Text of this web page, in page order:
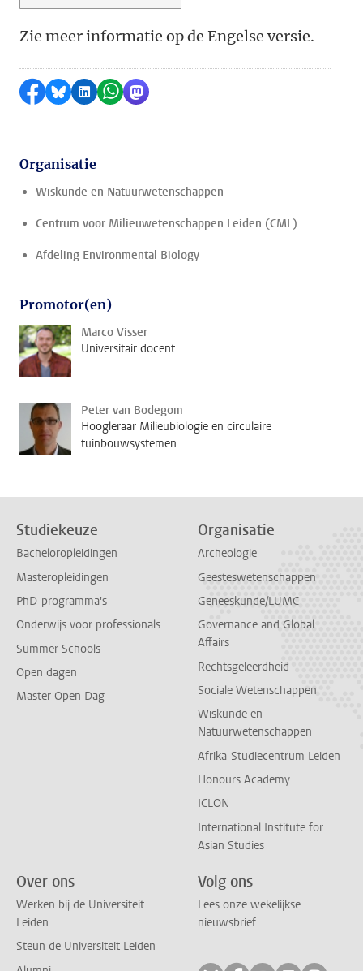
Zie meer informatie op de Engelse versie.
Delen op Facebook
Delen via Bluesky
Delen op LinkedIn
Delen via WhatsApp
Delen via Mastodon
Organisatie
Wiskunde en Natuurwetenschappen
Centrum voor Milieuwetenschappen Leiden (CML)
Afdeling Environmental Biology
Promotor(en)
Marco Visser
Universitair docent
Peter van Bodegom
Hoogleraar Milieubiologie en circulaire
tuinbouwsystemen
Studiekeuze
Bacheloropleidingen
Masteropleidingen
PhD-programma's
Onderwijs voor professionals
Summer Schools
Open dagen
Master Open Dag
Organisatie
Archeologie
Geesteswetenschappen
Geneeskunde/LUMC
Governance and Global
Affairs
Rechtsgeleerdheid
Sociale Wetenschappen
Wiskunde en
Natuurwetenschappen
Afrika-Studiecentrum Leiden
Honours Academy
ICLON
International Institute for
Asian Studies
Over ons
Werken bij de Universiteit
Leiden
Steun de Universiteit Leiden
Volg ons
Lees onze wekelijkse
nieuwsbrief